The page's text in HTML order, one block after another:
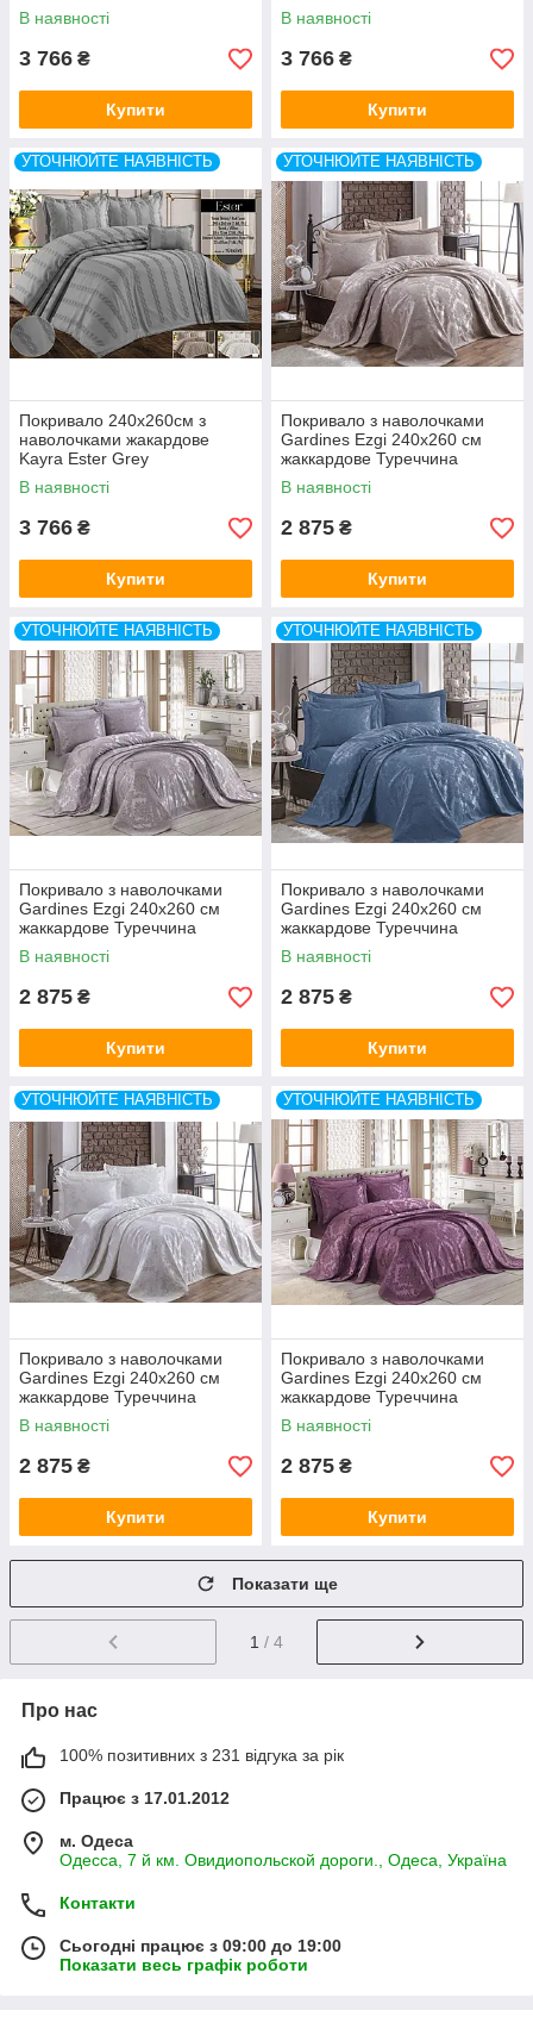
В наявності
3 766 ₴
Купити
В наявності
3 766 ₴
Купити
УТОЧНЮЙТЕ НАЯВНІСТЬ
Покривало 240x260см з
наволочками жакардове
Kayra Ester Grey
В наявності
3 766 ₴
Купити
УТОЧНЮЙТЕ НАЯВНІСТЬ
Покривало з наволочками
Gardines Ezgi 240x260 см
жаккардове Туреччина
В наявності
2 875 ₴
Купити
УТОЧНЮЙТЕ НАЯВНІСТЬ
Покривало з наволочками
Gardines Ezgi 240x260 см
жаккардове Туреччина
В наявності
2 875 ₴
Купити
УТОЧНЮЙТЕ НАЯВНІСТЬ
Покривало з наволочками
Gardines Ezgi 240x260 см
жаккардове Туреччина
В наявності
2 875 ₴
Купити
УТОЧНЮЙТЕ НАЯВНІСТЬ
Покривало з наволочками
Gardines Ezgi 240x260 см
жаккардове Туреччина
В наявності
2 875 ₴
Купити
УТОЧНЮЙТЕ НАЯВНІСТЬ
Покривало з наволочками
Gardines Ezgi 240x260 см
жаккардове Туреччина
В наявності
2 875 ₴
Купити
Показати ще
1 / 4
Про нас
100% позитивних з 231 відгука за рік
Працює з 17.01.2012
м. Одеса
Одесса, 7 й км. Овидиопольской дороги., Одеса, Україна
Контакти
Сьогодні працює з 09:00 до 19:00
Показати весь графік роботи